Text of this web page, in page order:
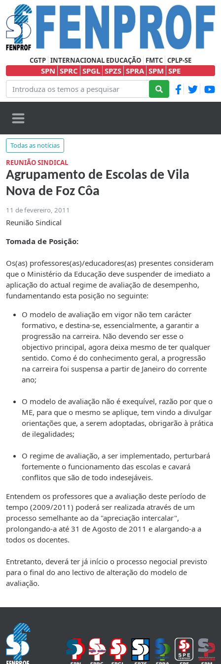
CGTP INTERNACIONAL EDUCAÇÃO FMTC CPLP-SE
SPN SPRC SPGL SPZS SPRA SPM SPE
Todas as notícias
REUNIÃO SINDICAL
Agrupamento de Escolas de Vila
Nova de Foz Côa
11 de fevereiro, 2011
Reunião Sindical
Tomada de Posição:
Os(as) professores(as)/educadores(as) presentes consideram
que o Ministério da Educação deve suspender de imediato a
aplicação do actual regime de avaliação de desempenho,
fundamentando esta posição no seguinte:
O modelo de avaliação em vigor não tem carácter
formativo, e destina-se, essencialmente, a garantir a
progressão na carreira. Não devendo ser esse o
objectivo principal, agora deixa mesmo de ter qualquer
sentido. Como é do conhecimento geral, a progressão
na carreira foi suspensa a partir de Janeiro do corrente
ano;
O modelo de avaliação não é exequível, razão por que o
ME, para que o mesmo se aplique, tem vindo a divulgar
orientações que, a serem adoptadas, obrigarão à prática
de ilegalidades;
O regime de avaliação, a ser implementado, perturbará
fortemente o funcionamento das escolas e cavará
conflitos que são de todo indesejáveis.
Entendem os professores que a avaliação deste período de
tempo (2009/2011) poderá ser realizada através de um
processo semelhante ao da "apreciação intercalar",
prolongando-a até 31 de Agosto de 2011 e alargando-a a
todos os docentes.
Entretanto, deverá ter já início o processo negocial previsto
para o final do ano lectivo de alteração do modelo de
avaliação.